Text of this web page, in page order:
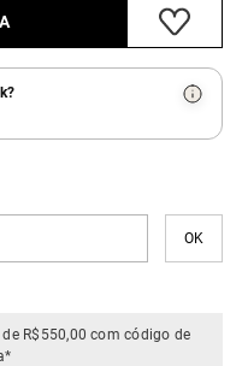
R$550,00 com código de